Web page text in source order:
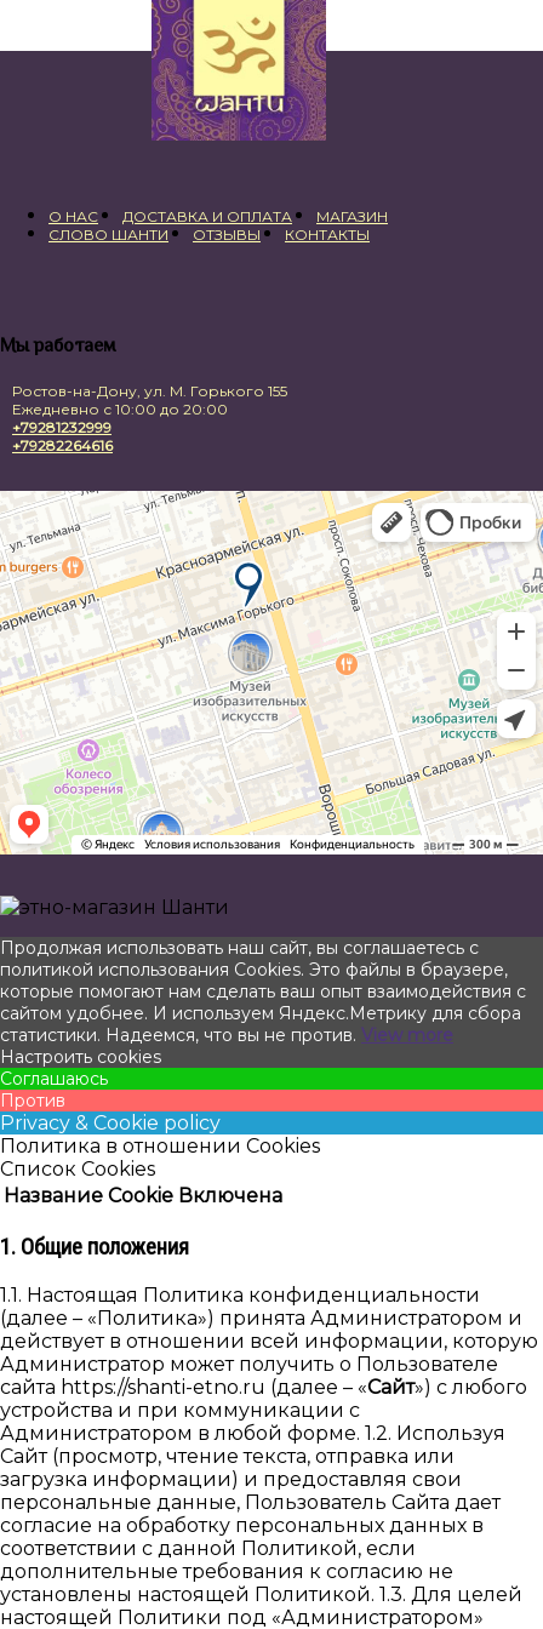
О НАС ДОСТАВКА И ОПЛАТА
МАГАЗИН
СЛОВО ШАНТИ
ОТЗЫВЫ КОНТАКТЫ
Мы работаем
Ростов-на-Дону, ул. М. Горького 155
Ежедневно с 10:00 до 20:00
+79281232999
+79282264616
Прокрутить
вверх
Продолжая использовать наш сайт, вы соглашаетесь с
политикой использования Cookies. Это файлы в браузере,
которые помогают нам сделать ваш опыт взаимодействия с
сайтом удобнее. И используем Яндекс.Метрику для сбора
статистики. Надеемся, что вы не против. View more
Настроить cookies
Соглашаюсь
Против
Privacy & Cookie policy
Политика в отношении Cookies
Список Cookies
Название Cookie Включена
1. Общие положения
1.1. Настоящая Политика конфиденциальности
(далее – «Политика») принята Администратором и
действует в отношении всей информации, которую
Администратор может получить о Пользователе
сайта https://shanti-etno.ru (далее – «Сайт») с любого
устройства и при коммуникации с
Администратором в любой форме. 1.2. Используя
Cайт (просмотр, чтение текста, отправка или
загрузка информации) и предоставляя свои
персональные данные, Пользователь Сайта дает
согласие на обработку персональных данных в
соответствии с данной Политикой, если
дополнительные требования к согласию не
установлены настоящей Политикой. 1.3. Для целей
настоящей Политики под «Администратором»